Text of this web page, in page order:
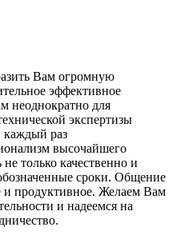
Вам огромную
эффективное
неоднократно для
экспертизы
каждый раз
высочайшего
только качественно и
сроки. Общение
и продуктивное. Желаем Вам
и надеемся на